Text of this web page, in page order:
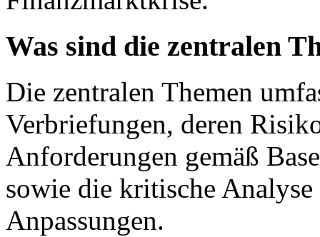
Was sind die zentralen
Die zentralen Themen
Verbriefungen, deren
Anforderungen gemäß
sowie die kritische
Anpassungen.